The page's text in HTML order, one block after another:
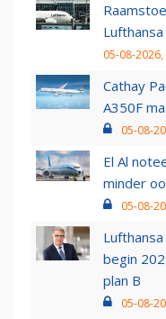
05-08-2026,
Cathay
A350F
05-08-
El Al
minder
05-08-
begin
plan B
05-08-